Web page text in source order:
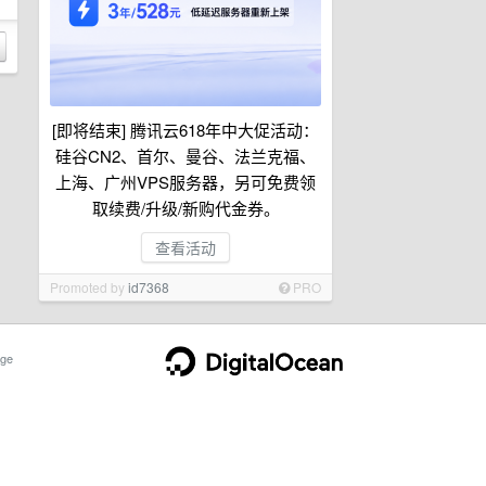
[即将结束] 腾讯云618年中大促活动：
硅谷CN2、首尔、曼谷、法兰克福、
上海、广州VPS服务器，另可免费领
取续费/升级/新购代金券。
查看活动
Promoted byid7368 PRO